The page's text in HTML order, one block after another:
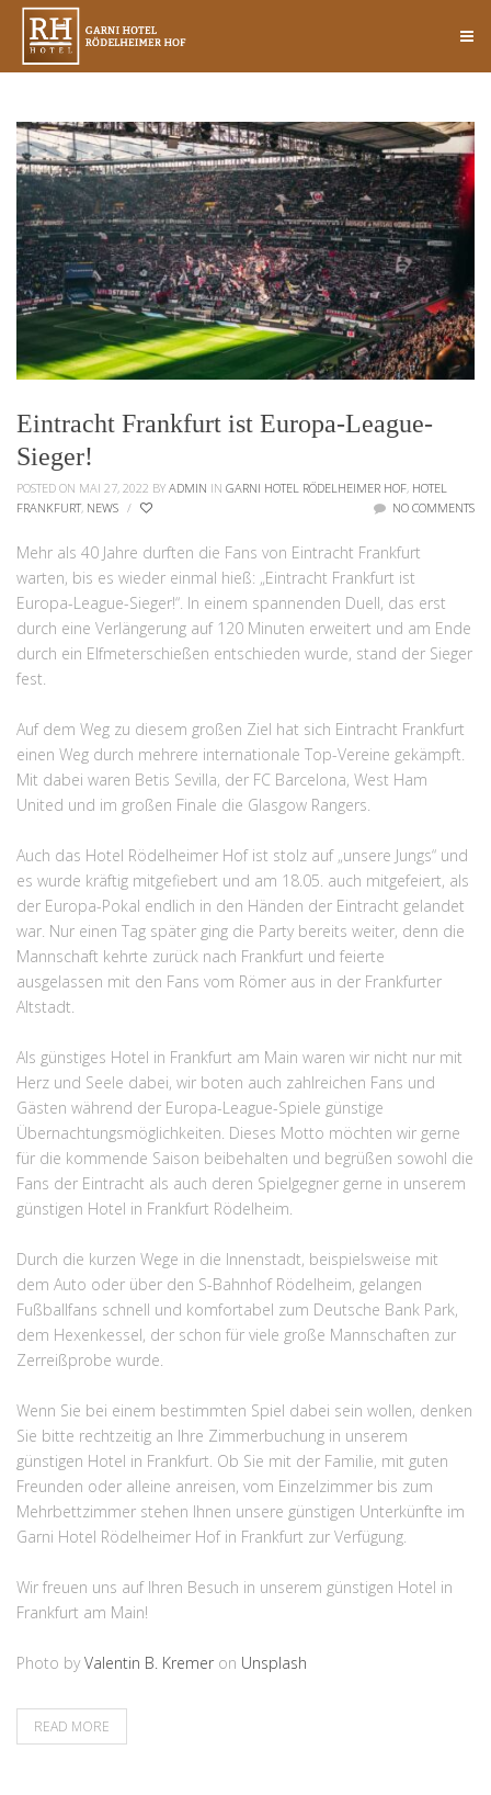
Eintracht Frankfurt ist Europa-League-
Sieger!
POSTED ON MAI 27, 2022 BY ADMIN IN GARNI HOTEL RÖDELHEIMER HOF, HOTEL
FRANKFURT, NEWS / NO COMMENTS
Mehr als 40 Jahre durften die Fans von Eintracht Frankfurt
warten, bis es wieder einmal hieß: „Eintracht Frankfurt ist
Europa-League-Sieger!“. In einem spannenden Duell, das erst
durch eine Verlängerung auf 120 Minuten erweitert und am Ende
durch ein Elfmeterschießen entschieden wurde, stand der Sieger
fest.
Auf dem Weg zu diesem großen Ziel hat sich Eintracht Frankfurt
einen Weg durch mehrere internationale Top-Vereine gekämpft.
Mit dabei waren Betis Sevilla, der FC Barcelona, West Ham
United und im großen Finale die Glasgow Rangers.
Auch das Hotel Rödelheimer Hof ist stolz auf „unsere Jungs“ und
es wurde kräftig mitgefiebert und am 18.05. auch mitgefeiert, als
der Europa-Pokal endlich in den Händen der Eintracht gelandet
war. Nur einen Tag später ging die Party bereits weiter, denn die
Mannschaft kehrte zurück nach Frankfurt und feierte
ausgelassen mit den Fans vom Römer aus in der Frankfurter
Altstadt.
Als günstiges Hotel in Frankfurt am Main waren wir nicht nur mit
Herz und Seele dabei, wir boten auch zahlreichen Fans und
Gästen während der Europa-League-Spiele günstige
Übernachtungsmöglichkeiten. Dieses Motto möchten wir gerne
für die kommende Saison beibehalten und begrüßen sowohl die
Fans der Eintracht als auch deren Spielgegner gerne in unserem
günstigen Hotel in Frankfurt Rödelheim.
Durch die kurzen Wege in die Innenstadt, beispielsweise mit
dem Auto oder über den S-Bahnhof Rödelheim, gelangen
Fußballfans schnell und komfortabel zum Deutsche Bank Park,
dem Hexenkessel, der schon für viele große Mannschaften zur
Zerreißprobe wurde.
Wenn Sie bei einem bestimmten Spiel dabei sein wollen, denken
Sie bitte rechtzeitig an Ihre Zimmerbuchung in unserem
günstigen Hotel in Frankfurt. Ob Sie mit der Familie, mit guten
Freunden oder alleine anreisen, vom Einzelzimmer bis zum
Mehrbettzimmer stehen Ihnen unsere günstigen Unterkünfte im
Garni Hotel Rödelheimer Hof in Frankfurt zur Verfügung.
Wir freuen uns auf Ihren Besuch in unserem günstigen Hotel in
Frankfurt am Main!
Photo byValentin B. Kremer on Unsplash
READ MORE